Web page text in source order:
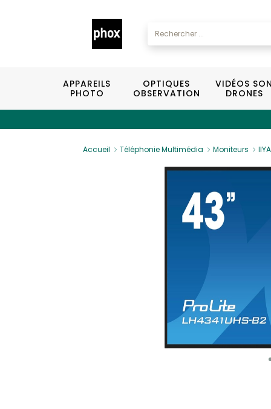
APPAREILS
PHOTO
OPTIQUES
OBSERVATION
VIDÉOS SON
DRONES
Accueil Téléphonie Multimédia Moniteurs